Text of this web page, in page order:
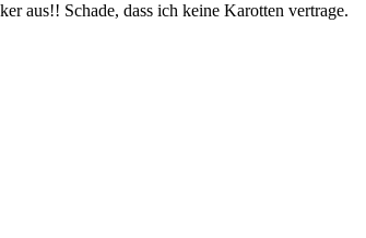
aus!! Schade, dass ich keine Karotten vertrage.